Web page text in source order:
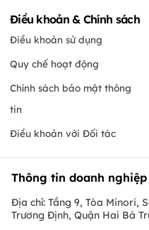
Điều khoản & Chính sách
Điều khoản sử dụng
Quy chế hoạt động
Chính sách bảo mật thông
tin
Điều khoản với Đối tác
Thông tin doanh nghiệp
Địa chỉ: Tầng 9, Tòa Minori,
Trương Định, Quận Hai Bà